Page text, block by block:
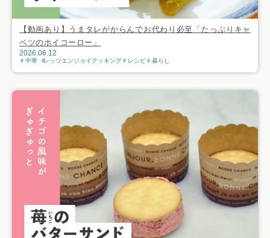
【動画あり】うまタレがからんでお代わり必至「たっぷりキャ
ベツのホイコーロー」
2026.06.12
中華 レッツエンジョイクッキング レシピ 暮らし